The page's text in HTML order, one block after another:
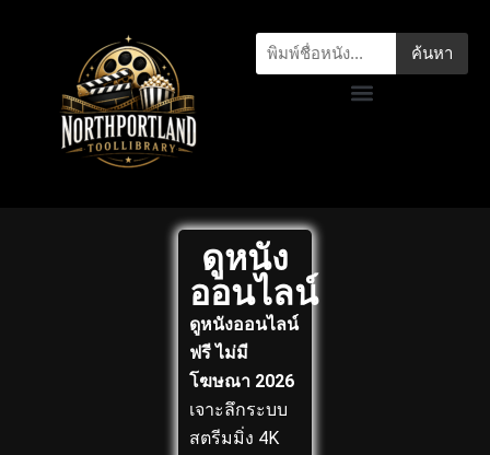
ค้นหา
ดูหนัง
ออนไลน์
ดูหนังออนไลน์
ฟรี ไม่มี
โฆษณา 2026
เจาะลึกระบบ
สตรีมมิ่ง 4K